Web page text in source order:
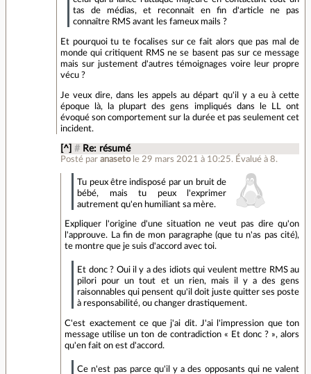
tas de médias, et reconnait en fin d'article ne pas
connaître RMS avant les fameux mails ?
Et pourquoi tu te focalises sur ce fait alors que pas mal de
monde qui critiquent RMS ne se basent pas sur ce message
mais sur justement d'autres témoignages voire leur propre
vécu ?
Je veux dire, dans les appels au départ qu'il y a eu à cette
époque là, la plupart des gens impliqués dans le LL ont
évoqué son comportement sur la durée et pas seulement cet
incident.
[^] # Re: résumé
Posté paranaseto le 29 mars 2021 à 10:25. Évalué à8.
Tu peux être indisposé par un bruit de
bébé, mais tu peux l'exprimer
autrement qu'en humiliant sa mère.
Expliquer l'origine d'une situation ne veut pas dire qu'on
l'approuve. La fin de mon paragraphe (que tu n'as pas cité),
te montre que je suis d'accord avec toi.
Et donc ? Oui il y a des idiots qui veulent mettre RMS au
pilori pour un tout et un rien, mais il y a des gens
raisonnables qui pensent qu'il doit juste quitter ses poste
à responsabilité, ou changer drastiquement.
C'est exactement ce que j'ai dit. J'ai l'impression que ton
message utilise un ton de contradiction « Et donc ? », alors
qu'en fait on est d'accord.
Ce n'est pas parce qu'il y a des opposants qui ne valent